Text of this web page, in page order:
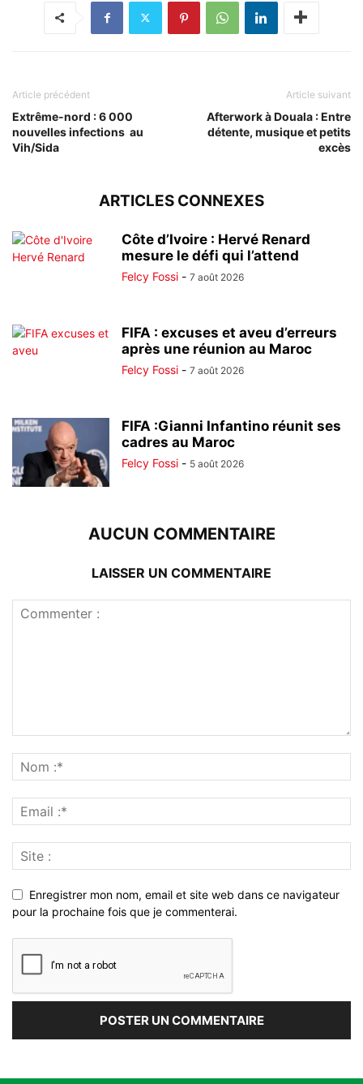
Article précédent
Extrême-nord : 6 000
nouvelles infections au
Vih/Sida
Article suivant
Afterwork à Douala : Entre
détente, musique et petits
excès
ARTICLES CONNEXES
Côte d’Ivoire : Hervé Renard
mesure le défi qui l’attend
Felcy Fossi - 7 août 2026
FIFA : excuses et aveu d’erreurs
après une réunion au Maroc
Felcy Fossi - 7 août 2026
FIFA :Gianni Infantino réunit ses
cadres au Maroc
Felcy Fossi - 5 août 2026
AUCUN COMMENTAIRE
LAISSER UN COMMENTAIRE
Enregistrer mon nom, email et site web dans ce navigateur
pour la prochaine fois que je commenterai.